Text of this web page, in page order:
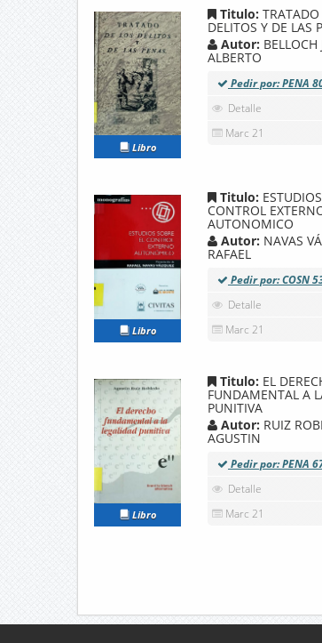
Libro
Titulo:
DELITOS Y DE LAS
Autor: BELLOCH
ALBERTO
Pedir por: PENA
Detalle
Marc 21
Libro
Titulo:
CONTROL
AUTONOMICO
Autor: NAVAS
RAFAEL
Pedir por: COSN
Detalle
Marc 21
Libro
Titulo: EL
FUNDAMENTAL A
PUNITIVA
Autor: RUIZ
AGUSTIN
Pedir por: PENA
Detalle
Marc 21